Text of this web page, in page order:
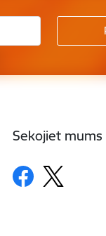
Sekojiet mums